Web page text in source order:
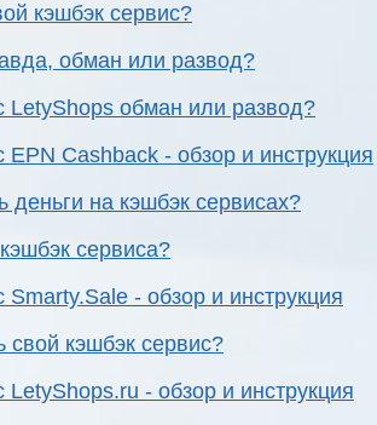
кэшбэк сервис?
обман или развод?
LetyShops обман или развод?
EPN Cashback - обзор и инструкция
деньги на кэшбэк сервисах?
сервиса?
Smarty.Sale - обзор и инструкция
свой кэшбэк сервис?
LetyShops.ru - обзор и инструкция